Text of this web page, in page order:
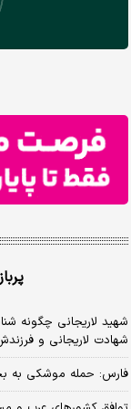
شهید لاریجانی چگونه
شهادت لاریجانی و
فارس: حمله موشکی به